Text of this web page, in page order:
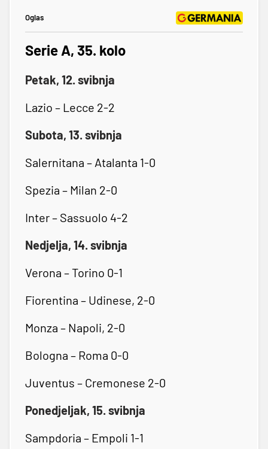
Oglas
Serie A, 35. kolo
Petak, 12. svibnja
Lazio – Lecce 2-2
Subota, 13. svibnja
Salernitana – Atalanta 1-0
Spezia – Milan 2-0
Inter – Sassuolo 4-2
Nedjelja, 14. svibnja
Verona – Torino 0-1
Fiorentina – Udinese, 2-0
Monza – Napoli, 2-0
Bologna – Roma 0-0
Juventus – Cremonese 2-0
Ponedjeljak, 15. svibnja
Sampdoria – Empoli 1-1